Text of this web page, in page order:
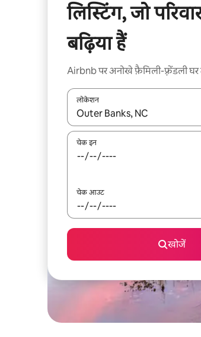
लिस्टिंग, जो
बढ़िया हैं
Airbnb पर अनोखे फ़ैमिली-फ़्रेंडली
लोकेशन
नतीजों के उपलब्ध होने पर, अप और
चेक इन
चेक आउट
खोजें